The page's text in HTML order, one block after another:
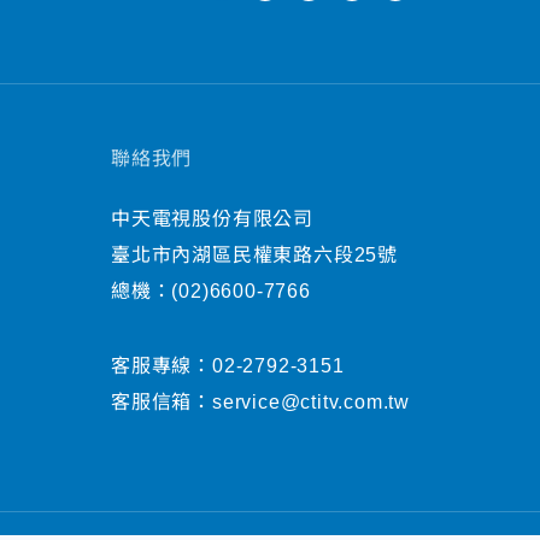
聯絡我們
中天電視股份有限公司
臺北市內湖區民權東路六段25號
總機： (02)6600-7766
客服專線： 02-2792-3151
客服信箱： service@ctitv.com.tw